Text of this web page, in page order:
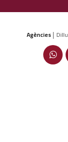
Agències |